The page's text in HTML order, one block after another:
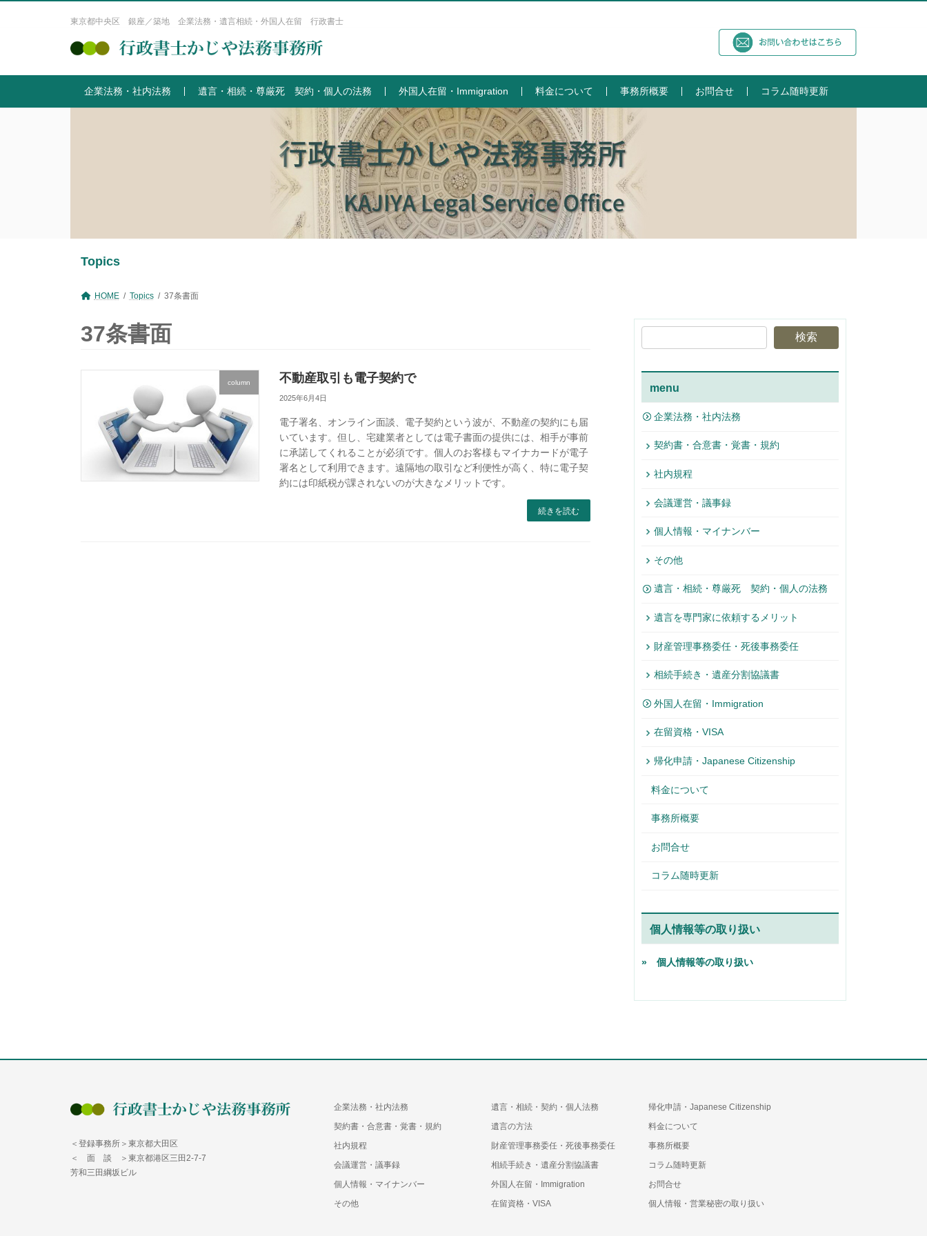
へ
キ
ョ
に
東京都中央区 銀座／築地 企業法務・遺言相続・外国人在留 行政書士
企業法務・社内法務 遺言・相続・尊厳死 契約・個人の法務 外国人在留・Immigration 料金について 事務所概要 お問合せ コラム随時更新
Topics
HOME Topics 37条書面
37条書面
column 不動産取引も電子契約で
2025年6月4日
電子署名、オンライン面談、電子契約という波が、不動産の契約にも届
いています。但し、宅建業者としては電子書面の提供には、相手が事前
に承諾してくれることが必須です。個人のお客様もマイナカードが電子
署名として利用できます。遠隔地の取引など利便性が高く、特に電子契
約には印紙税が課されないのが大きなメリットです。
続きを読む
検索
menu
企業法務・社内法務
契約書・合意書・覚書・規約
社内規程
会議運営・議事録
個人情報・マイナンバー
その他
遺言・相続・尊厳死 契約・個人の法務
遺言を専門家に依頼するメリット
財産管理事務委任・死後事務委任
相続手続き・遺産分割協議書
外国人在留・Immigration
在留資格・VISA
帰化申請・Japanese Citizenship
料金について
事務所概要
お問合せ
コラム随時更新
個人情報等の取り扱い
» 個人情報等の取り扱い
＜登録事務所＞東京都大田区
＜ 面 談 ＞東京都港区三田2-7-7
芳和三田綱坂ビル
企業法務・社内法務
契約書・合意書・覚書・規約
社内規程
会議運営・議事録
個人情報・マイナンバー
その他
遺言・相続・契約・個人法務
遺言の方法
財産管理事務委任・死後事務委任
相続手続き・遺産分割協議書
外国人在留・Immigration
在留資格・VISA
帰化申請・Japanese Citizenship
料金について
事務所概要
コラム随時更新
お問合せ
個人情報・営業秘密の取り扱い